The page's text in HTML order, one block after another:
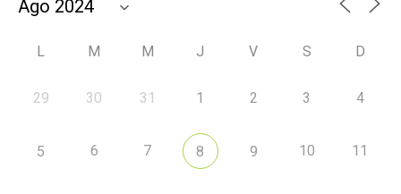
L M M J V S D
29 30 31 1 2 3 4
5 6 7 8 9 10 11